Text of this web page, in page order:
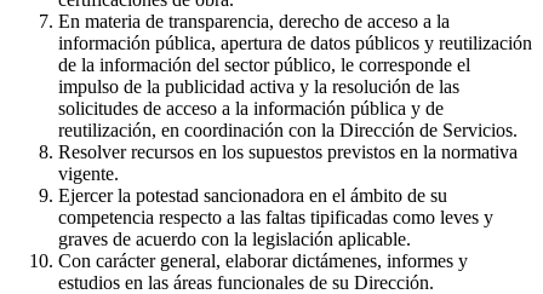
En materia de transparencia, derecho de acceso a la
información pública, apertura de datos públicos y reutilización
de la información del sector público, le corresponde el
impulso de la publicidad activa y la resolución de las
solicitudes de acceso a la información pública y de
reutilización, en coordinación con la Dirección de Servicios.
Resolver recursos en los supuestos previstos en la normativa
vigente.
Ejercer la potestad sancionadora en el ámbito de su
competencia respecto a las faltas tipificadas como leves y
graves de acuerdo con la legislación aplicable.
Con carácter general, elaborar dictámenes, informes y
estudios en las áreas funcionales de su Dirección.